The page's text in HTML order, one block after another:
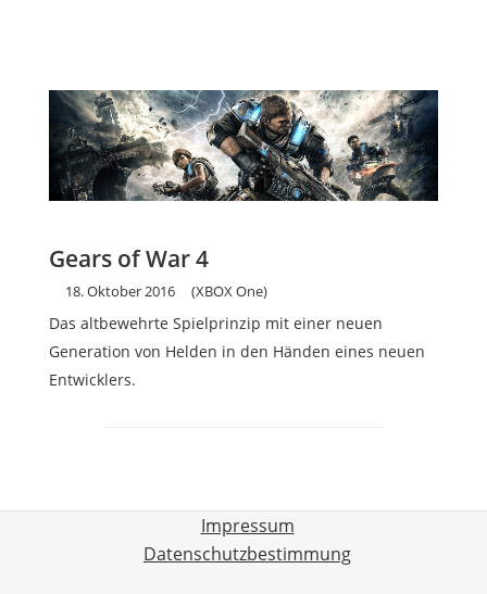
Gears of War 4
18. Oktober 2016 (XBOX One)
Das altbewehrte Spielprinzip mit einer neuen
Generation von Helden in den Händen eines neuen
Entwicklers.
Impressum
Datenschutzbestimmung